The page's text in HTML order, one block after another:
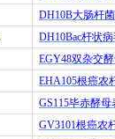
DH10B大肠杆
DH10Bac杆状
EGY48双杂交
EHA105根癌农
GS115毕赤酵母
GV3101根癌农